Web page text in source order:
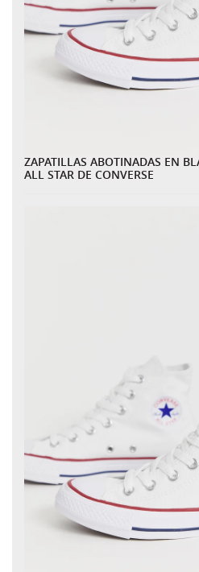
ZAPATILLAS ABOTINADAS EN
ALL STAR DE CONVERSE